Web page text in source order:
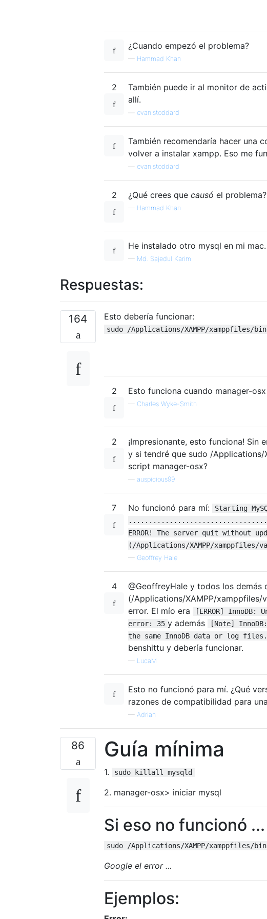
¿Cuando empezó el problema?
— Hammad Khan
2
También puede ir al monitor de
allí.
evan.stoddard
También recomendaría hacer una
volver a instalar xampp. Eso me
evan.stoddard
2 ¿Qué crees que causó el problema?
— Hammad Khan
He instalado otro mysql en mi
— Md. Sajedul Karim
Respuestas:
164 Esto debería funcionar:
sudo /Applications/XAMPP/xamppfiles/
2 Esto funciona cuando manager-
— Charles Wyke-Smith
2
¡Impresionante, esto funciona! Sin
y si tendré que sudo /
script manager-osx?
auspicious99
7 No funcionó para mí:
Starting
ERROR! The server quit without
(/Applications/XAMPP/xamppfiles/
— Geoffrey Hale
4
@GeoffreyHale y todos los demás
(/Applications/XAMPP/xamppfiles/
error. El mío era
[ERROR]
error: 35 y además
[Note]
the same InnoDB data or log files.
benshittu y debería funcionar.
— LucaM
Esto no funcionó para mí. ¿Qué
razones de compatibilidad para
— Adrian
86 Guía mínima
1. sudo killall mysqld
2. manager-osx> iniciar mysql
Si eso no funcionó ...
sudo /Applications/XAMPP/xamppfiles/
Google el error ...
Ejemplos: